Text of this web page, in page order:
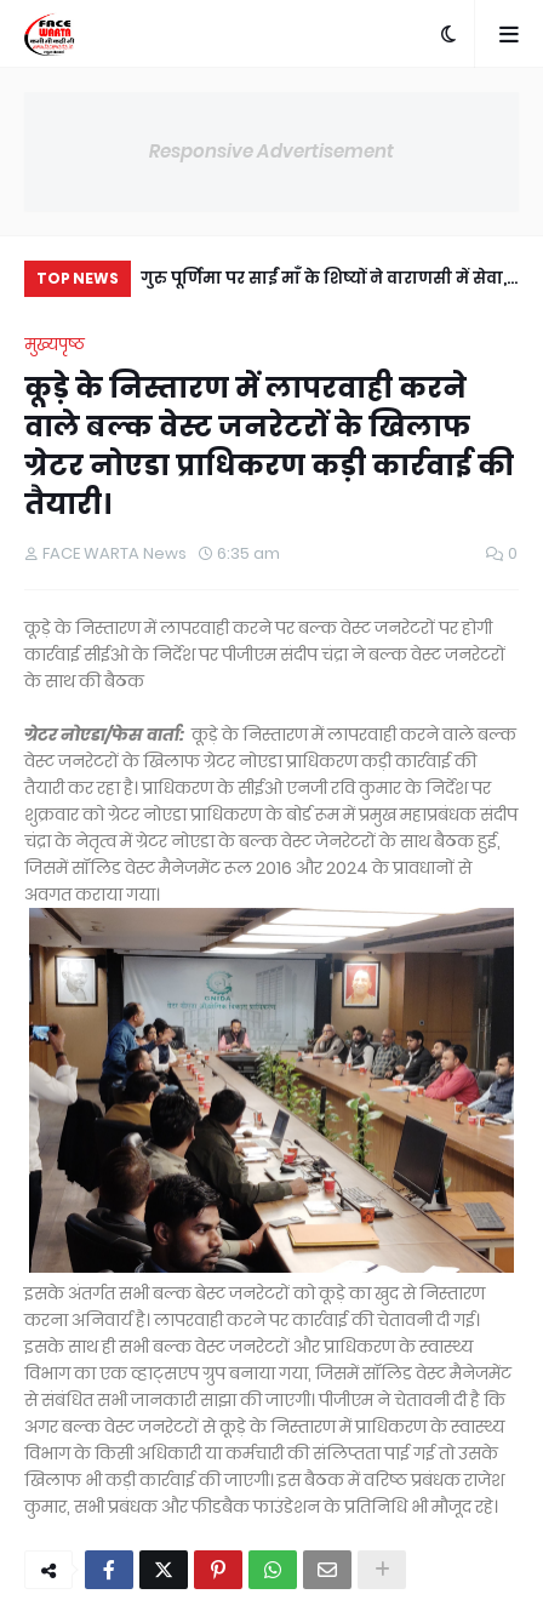
Responsive Advertisement
TOP NEWS
में अंसल गोल्फ
गुरु पूर्णिमा पर साईं माँ के शिष्यों ने वाराणसी में सेवा,
मुख्यपृष्ठ
कूड़े के निस्तारण में लापरवाही करने
वाले बल्क वेस्ट जनरेटरों के खिलाफ
ग्रेटर नोएडा प्राधिकरण कड़ी कार्रवाई की
तैयारी।
FACE WARTA News 6:35 am 0
कूड़े के निस्तारण में लापरवाही करने पर बल्क वेस्ट जनरेटरों पर होगी
कार्रवाई सीईओ के निर्देश पर पीजीएम संदीप चंद्रा ने बल्क वेस्ट जनरेटरों
के साथ की बैठक
ग्रेटर नोएडा/फेस वार्ता: कूड़े के निस्तारण में लापरवाही करने वाले बल्क
वेस्ट जनरेटरों के खिलाफ ग्रेटर नोएडा प्राधिकरण कड़ी कार्रवाई की
तैयारी कर रहा है। प्राधिकरण के सीईओ एनजी रवि कुमार के निर्देश पर
शुक्रवार को ग्रेटर नोएडा प्राधिकरण के बोर्ड रूम में प्रमुख महाप्रबंधक संदीप
चंद्रा के नेतृत्व में ग्रेटर नोएडा के बल्क वेस्ट जेनरेटरों के साथ बैठक हुई,
जिसमें सॉलिड वेस्ट मैनेजमेंट रूल 2016 और 2024 के प्रावधानों से
अवगत कराया गया।
इसके अंतर्गत सभी बल्क बेस्ट जनरेटरों को कूड़े का खुद से निस्तारण
करना अनिवार्य है। लापरवाही करने पर कार्रवाई की चेतावनी दी गई।
इसके साथ ही सभी बल्क वेस्ट जनरेटरों और प्राधिकरण के स्वास्थ्य
विभाग का एक व्हाट्सएप ग्रुप बनाया गया, जिसमें सॉलिड वेस्ट मैनेजमेंट
से संबंधित सभी जानकारी साझा की जाएगी। पीजीएम ने चेतावनी दी है कि
अगर बल्क वेस्ट जनरेटरों से कूड़े के निस्तारण में प्राधिकरण के स्वास्थ्य
विभाग के किसी अधिकारी या कर्मचारी की संलिप्तता पाई गई तो उसके
खिलाफ भी कड़ी कार्रवाई की जाएगी। इस बैठक में वरिष्ठ प्रबंधक राजेश
कुमार, सभी प्रबंधक और फीडबैक फाउंडेशन के प्रतिनिधि भी मौजूद रहे।